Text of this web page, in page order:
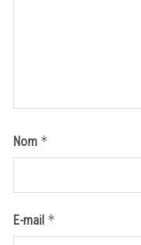
Nom *
E-mail *